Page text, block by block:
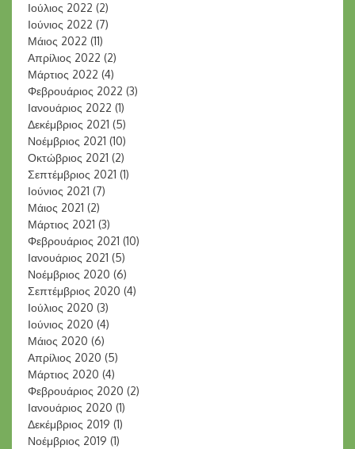
Ιούλιος 2022 (2)
Ιούνιος 2022 (7)
Μάιος 2022 (11)
Απρίλιος 2022 (2)
Μάρτιος 2022 (4)
Φεβρουάριος 2022 (3)
Ιανουάριος 2022 (1)
Δεκέμβριος 2021 (5)
Νοέμβριος 2021 (10)
Οκτώβριος 2021 (2)
Σεπτέμβριος 2021 (1)
Ιούνιος 2021 (7)
Μάιος 2021 (2)
Μάρτιος 2021 (3)
Φεβρουάριος 2021 (10)
Ιανουάριος 2021 (5)
Νοέμβριος 2020 (6)
Σεπτέμβριος 2020 (4)
Ιούλιος 2020 (3)
Ιούνιος 2020 (4)
Μάιος 2020 (6)
Απρίλιος 2020 (5)
Μάρτιος 2020 (4)
Φεβρουάριος 2020 (2)
Ιανουάριος 2020 (1)
Δεκέμβριος 2019 (1)
Νοέμβριος 2019 (1)